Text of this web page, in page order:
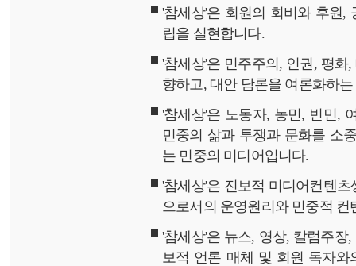
'참세상'은 회원의 회비와 후원,
립을 실현합니다.
'참세상'은 민주주의, 인권, 평
향하고, 대안 담론을 여론화하
'참세상'은 노동자, 농민, 빈민,
민중의 삶과 투쟁과 문화를 소
는 민중의 미디어입니다.
'참세상'은 진보적 미디어컨텐
으로서의 운영원리와 민중적
'참세상'은 뉴스, 영상, 칼럼주
보적 언론 매체 및 회원 독자와